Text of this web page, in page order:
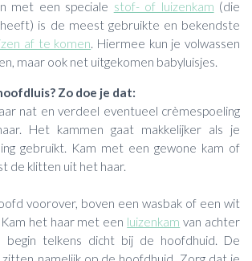
met een speciale stof- of luizenkam (die
is de meest gebruikte en bekendste
af te komen. Hiermee kun je volwassen
maar ook net uitgekomen babyluisjes.
Zo doe je dat:
nat en verdeel eventueel crèmespoeling
Het kammen gaat makkelijker als je
gebruikt. Kam met een gewone kam of
de klitten uit het haar.
voorover, boven een wasbak of een wit
het haar met een luizenkam van achter
begin telkens dicht bij de hoofdhuid. De